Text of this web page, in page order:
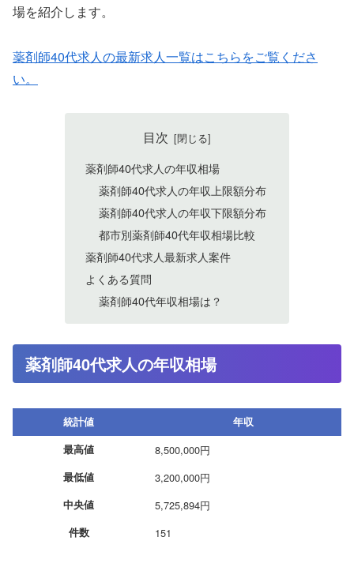
場を紹介します。
薬剤師40代求人の最新求人一覧はこちらをご覧くださ
い。
目次
薬剤師40代求人の年収相場
薬剤師40代求人の年収上限額分布
薬剤師40代求人の年収下限額分布
都市別薬剤師40代年収相場比較
薬剤師40代求人最新求人案件
よくある質問
薬剤師40代年収相場は？
薬剤師40代求人の年収相場
統計値
年収
最高値
8,500,000円
最低値 3,200,000円
中央値 5,725,894円
件数 151